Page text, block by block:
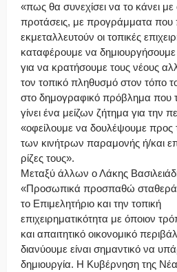
«πως θα συνεχίσει να το κάνει με
προτάσεις, με προγράμματα που
εκμεταλλευτούν οι τοπικές
καταφέρουμε να δημιουργήσουμε
για να κρατήσουμε τους νέους
τον τοπικό πληθυσμό στον τόπο
στο δημογραφικό πρόβλημα που
γίνει ένα μείζων ζήτημα για την
«οφείλουμε να δουλέψουμε προς
των κινήτρων παραμονής ή/και
ρίζες τους».
Μεταξύ άλλων ο Λάκης
«Προσωπικά προσπαθώ σταθερά
το Επιμελητήριο και την τοπική
επιχειρηματικότητα με όποιον
και απαιτητικό οικονομικό
διανύουμε είναι σημαντικό να
δημιουργία. Η Κυβέρνηση της